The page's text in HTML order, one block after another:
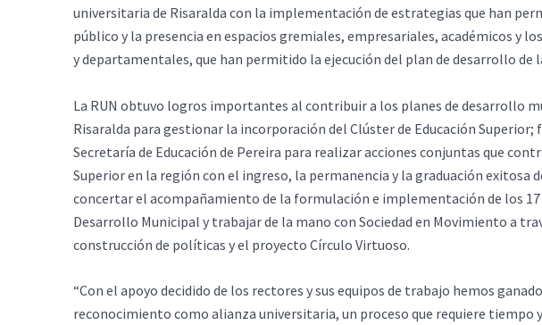
universitaria de Risaralda con la implementación de estrategias que han
público y la presencia en espacios gremiales, empresariales, académicos y
y departamentales, que han permitido la ejecución del plan de desarrollo de
La RUN obtuvo logros importantes al contribuir a los planes de desarrollo
Risaralda para gestionar la incorporación del Clúster de Educación Superior;
Secretaría de Educación de Pereira para realizar acciones conjuntas que
Superior en la región con el ingreso, la permanencia y la graduación exitosa
concertar el acompañamiento de la formulación e implementación de los
Desarrollo Municipal y trabajar de la mano con Sociedad en Movimiento a
construcción de políticas y el proyecto Círculo Virtuoso.
“Con el apoyo decidido de los rectores y sus equipos de trabajo hemos
reconocimiento como alianza universitaria, un proceso que requiere tiempo